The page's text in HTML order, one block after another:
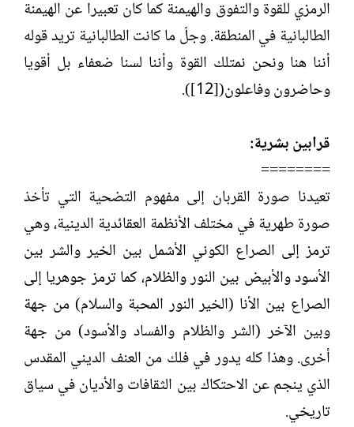
الرمزي للقوة والتفوق والهيمنة كما كان تعبيرا عن الهيمنة
الطالبانية في المنطقة. وجلّ ما كانت الطالبانية تريد قوله
أننا هنا ونحن نمتلك القوة وأننا لسنا ضعفاء بل أقويا
وحاضرون وفاعلون([12]).
قرابين بشرية:
========
تعيدنا صورة القربان إلى مفهوم التضحية التي تأخذ
صورة طهرية في مختلف الأنظمة العقائدية الدينية، وهي
ترمز إلى الصراع الكوني الأشمل بين الخير والشر بين
الأسود والأبيض بين النور والظلام، كما ترمز جوهريا إلى
الصراع بين الأنا (الخير النور المحبة والسلام) من جهة
وبين الآخر (الشر والظلام والفساد والأسود) من جهة
أخرى. وهذا كله يدور في فلك من العنف الديني المقدس
الذي ينجم عن الاحتكاك بين الثقافات والأديان في سياق
تاريخي.